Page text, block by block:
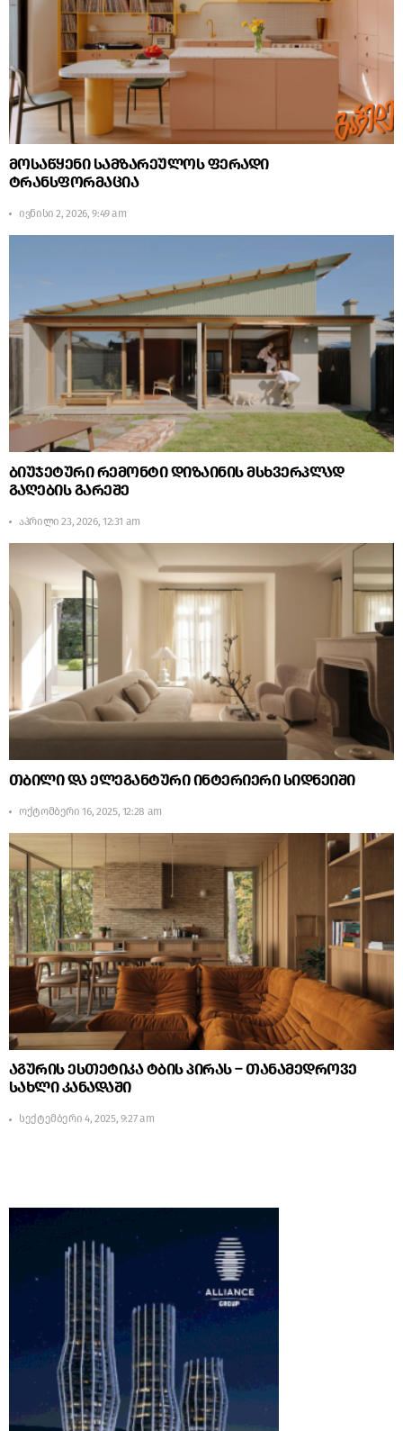
მოსაწყენი სამზარეულოს ფერადი
ტრანსფორმაცია
ივნისი 2, 2026, 9:49 am
ბიუჯეტური რემონტი დიზაინის მსხვერპლად
გაღების გარეშე
აპრილი 23, 2026, 12:31 am
თბილი და ელეგანტური ინტერიერი სიდნეიში
ოქტომბერი 16, 2025, 12:28 am
აგურის ესთეტიკა ტბის პირას – თანამედროვე
სახლი კანადაში
სექტემბერი 4, 2025, 9:27 am